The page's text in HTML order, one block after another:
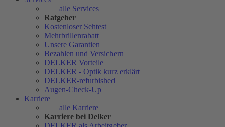
alle Services
Ratgeber
Kostenloser Sehtest
Mehrbrillenrabatt
Unsere Garantien
Bezahlen und Versichern
DELKER Vorteile
DELKER - Optik kurz erklärt
DELKER-refurbished
Augen-Check-Up
Karriere
alle Karriere
Karriere bei Delker